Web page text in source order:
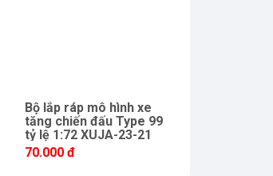
Bộ lắp ráp mô hình xe
tăng chiến đấu Type 99
tỷ lệ 1:72 XUJA-23-21
70.000 đ